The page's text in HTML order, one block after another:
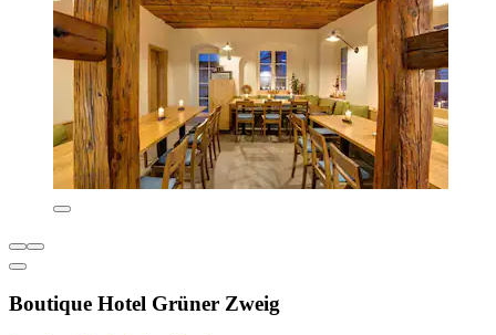
Boutique Hotel Grüner Zweig